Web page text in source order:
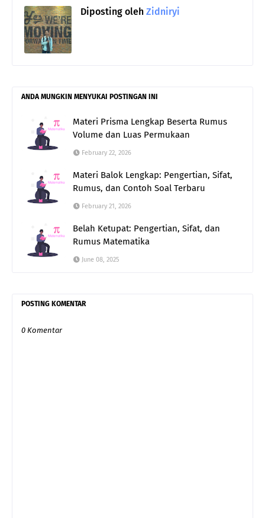
Diposting oleh Zidniryi
ANDA MUNGKIN MENYUKAI POSTINGAN INI
Materi Prisma Lengkap Beserta Rumus
Volume dan Luas Permukaan
February 22, 2026
Materi Balok Lengkap: Pengertian, Sifat,
Rumus, dan Contoh Soal Terbaru
February 21, 2026
Belah Ketupat: Pengertian, Sifat, dan
Rumus Matematika
June 08, 2025
POSTING KOMENTAR
0 Komentar